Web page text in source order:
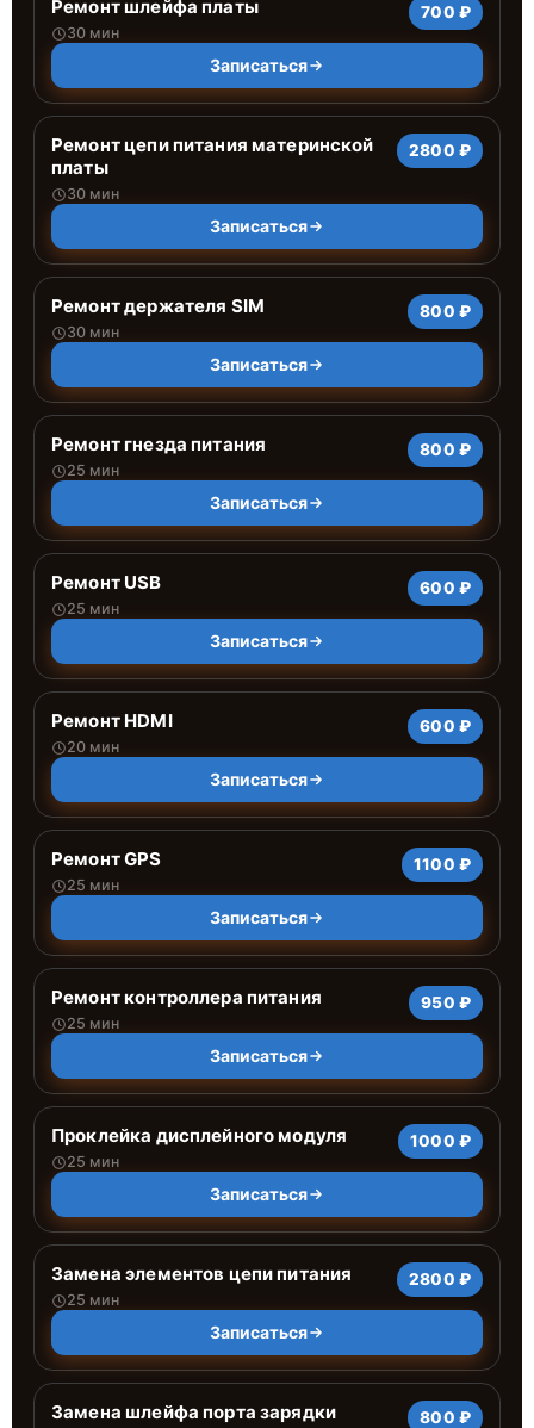
Ремонт шлейфа платы
30 мин
700 ₽
Записаться
Ремонт цепи питания материнской
платы
30 мин
2800 ₽
Записаться
Ремонт держателя SIM
30 мин
800 ₽
Записаться
Ремонт гнезда питания
25 мин
800 ₽
Записаться
Ремонт USB
25 мин
600 ₽
Записаться
Ремонт HDMI
20 мин
600 ₽
Записаться
Ремонт GPS
25 мин
1100 ₽
Записаться
Ремонт контроллера питания
25 мин
950 ₽
Записаться
Проклейка дисплейного модуля
25 мин
1000 ₽
Записаться
Замена элементов цепи питания
25 мин
2800 ₽
Записаться
Замена шлейфа порта зарядки 800 ₽